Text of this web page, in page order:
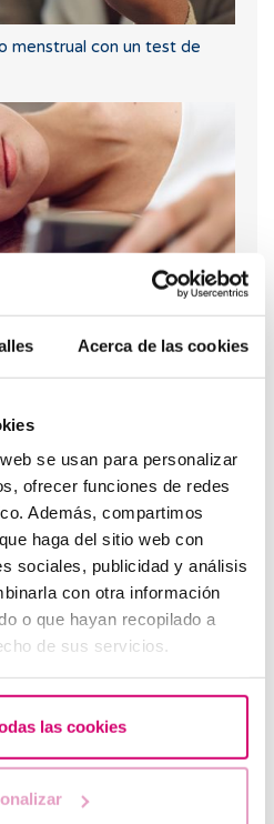
Acerca de las cookies
se usan para personalizar
ofrecer funciones de redes
Además, compartimos
haga del sitio web con
sociales, publicidad y análisis
con otra información
o que hayan recopilado a
de sus servicios.
las cookies
menstrual con un test de
si he tenido o tengo
¿alguien me lo puede